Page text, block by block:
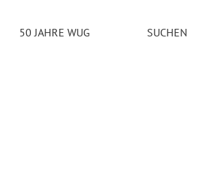
50 JAHRE WUG SUCHEN